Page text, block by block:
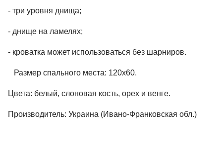
- три уровня днища;
- днище на ламелях;
- кроватка может использоваться без шарниров.
Размер спального места: 120х60.
Цвета: белый, слоновая кость, орех и венге.
Производитель: Украина (Ивано-Франковская обл.)